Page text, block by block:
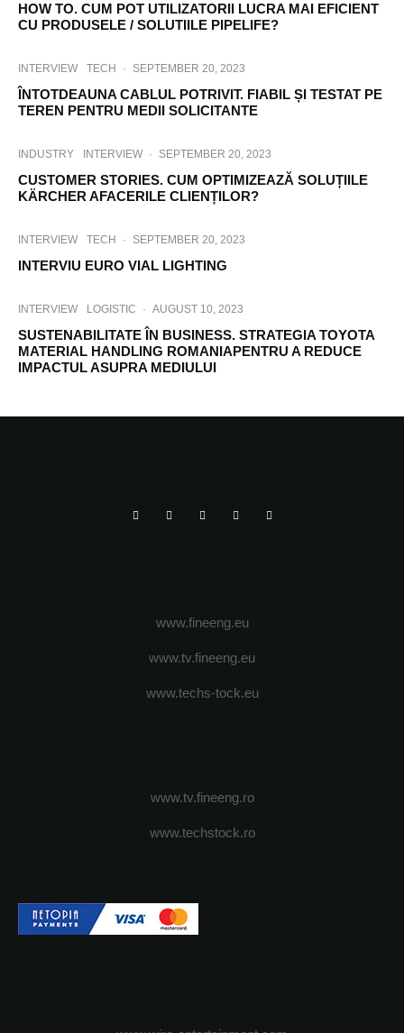
HOW TO. CUM POT UTILIZATORII LUCRA MAI EFICIENT
CU PRODUSELE / SOLUTIILE PIPELIFE?
INTERVIEW TECH · SEPTEMBER 20, 2023
ÎNTOTDEAUNA CABLUL POTRIVIT. FIABIL ȘI TESTAT PE
TEREN PENTRU MEDII SOLICITANTE
INDUSTRY INTERVIEW · SEPTEMBER 20, 2023
CUSTOMER STORIES. CUM OPTIMIZEAZĂ SOLUȚIILE
KÄRCHER AFACERILE CLIENȚILOR?
INTERVIEW TECH · SEPTEMBER 20, 2023
INTERVIU EURO VIAL LIGHTING
INTERVIEW LOGISTIC · AUGUST 10, 2023
SUSTENABILITATE ÎN BUSINESS. STRATEGIA TOYOTA
MATERIAL HANDLING ROMANIAPENTRU A REDUCE
IMPACTUL ASUPRA MEDIULUI
www.fineeng.eu
www.tv.fineeng.eu
www.techs-tock.eu
www.tv.fineeng.ro
www.techstock.ro